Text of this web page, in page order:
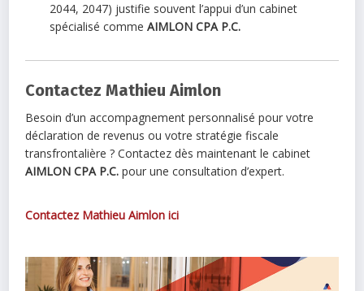
2044, 2047) justifie souvent l’appui d’un cabinet
spécialisé commeAIMLON CPA P.C.
Contactez Mathieu Aimlon
Besoin d’un accompagnement personnalisé pour votre
déclaration de revenus ou votre stratégie fiscale
transfrontalière ? Contactez dès maintenant le cabinet
AIMLON CPA P.C. pour une consultation d’expert.
Contactez Mathieu Aimlon ici